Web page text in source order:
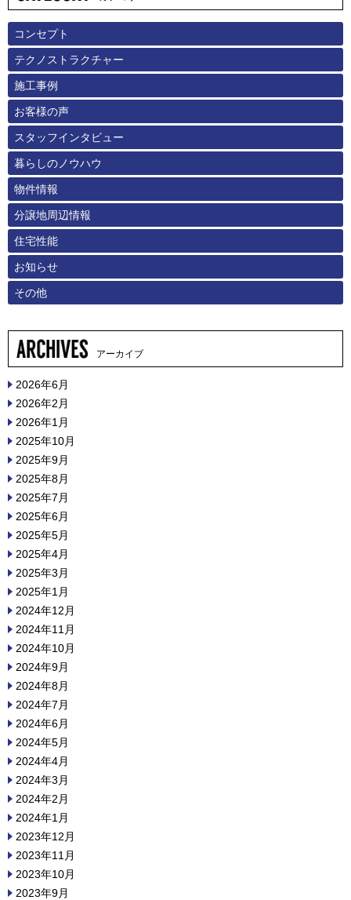
コンセプト
テクノストラクチャー
施工事例
お客様の声
スタッフインタビュー
暮らしのノウハウ
物件情報
分譲地周辺情報
住宅性能
お知らせ
その他
アーカイブ
2026年6月
2026年2月
2026年1月
2025年10月
2025年9月
2025年8月
2025年7月
2025年6月
2025年5月
2025年4月
2025年3月
2025年1月
2024年12月
2024年11月
2024年10月
2024年9月
2024年8月
2024年7月
2024年6月
2024年5月
2024年4月
2024年3月
2024年2月
2024年1月
2023年12月
2023年11月
2023年10月
2023年9月